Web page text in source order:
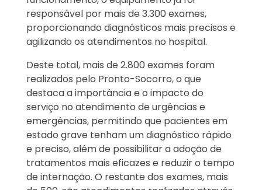
responsável por mais de 3.300 exames,
proporcionando diagnósticos mais precisos e
agilizando os atendimentos no hospital.
Deste total, mais de 2.800 exames foram
realizados pelo Pronto-Socorro, o que
destaca a importância e o impacto do
serviço no atendimento de urgências e
emergências, permitindo que pacientes em
estado grave tenham um diagnóstico rápido
e preciso, além de possibilitar a adoção de
tratamentos mais eficazes e reduzir o tempo
de internação. O restante dos exames, mais